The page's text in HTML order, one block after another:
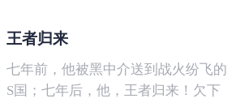
王者归来
七年前，他被黑中介送到战火纷飞的
S国；七年后，他，王者归来！欠下